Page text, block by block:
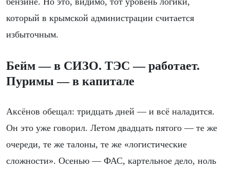
который в крымской администрации считается
избыточным.
Бейм — в СИЗО. ТЭС — работает.
Пуримы — в капитале
Аксёнов обещал: тридцать дней — и всё наладится.
Он это уже говорил. Летом двадцать пятого — те же
очереди, те же талоны, те же «логистические
сложности». Осенью — ФАС, картельное дело, ноль